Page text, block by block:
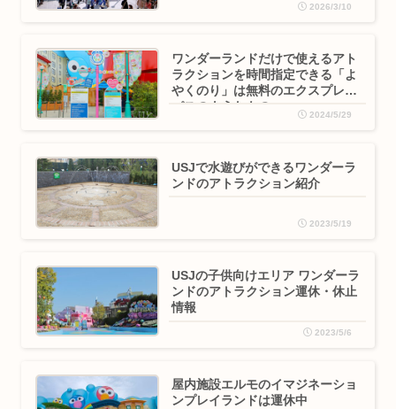
2026/3/10
ワンダーランドだけで使えるアト
ラクションを時間指定できる「よ
やくのり」は無料のエクスプレス
パスのようなもの
2024/5/29
USJで水遊びができるワンダーラ
ンドのアトラクション紹介
2023/5/19
USJの子供向けエリア ワンダーラ
ンドのアトラクション運休・休止
情報
2023/5/6
屋内施設エルモのイマジネーショ
ンプレイランドは運休中